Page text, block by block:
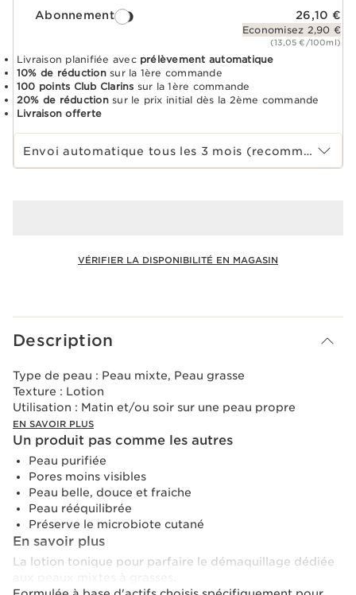
Abonnement 26,10 €
Economisez 2,90 €
(13,05 €/100ml)
Livraison planifiée avec prélèvement automatique
10% de réductionsur la 1ère commande
100 points Club Clarins sur la 1ère commande
20% de réductionsur le prix initial dès la 2ème commande
Livraison offerte
Choisir la période d''abonnement
Envoi automatique tous les 3 mois (recommandé)
VÉRIFIER LA DISPONIBILITÉ EN MAGASIN
Description
Type de peau : Peau mixte, Peau grasse
Texture : Lotion
Utilisation : Matin et/ou soir sur une peau propre
EN SAVOIR PLUS
Un produit pas comme les autres
Peau purifiée
Pores moins visibles
Peau belle, douce et fraiche
Peau rééquilibrée
Préserve le microbiote cutané
En savoir plus
La lotion tonique pour parfaire le démaquillage dédiée